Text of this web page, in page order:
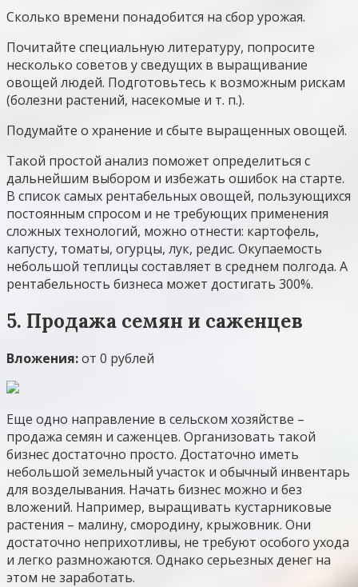
Сколько времени понадобится на сбор урожая.
Почитайте специальную литературу, попросите
несколько советов у сведущих в выращивание
овощей людей. Подготовьтесь к возможным рискам
(болезни растений, насекомые и т. п.).
Подумайте о хранение и сбыте выращенных овощей.
Такой простой анализ поможет определиться с
дальнейшим выбором и избежать ошибок на старте.
В список самых рентабельных овощей, пользующихся
постоянным спросом и не требующих применения
сложных технологий, можно отнести: картофель,
капусту, томаты, огурцы, лук, редис. Окупаемость
небольшой теплицы составляет в среднем полгода. А
рентабельность бизнеса может достигать 300%.
5. Продажа семян и саженцев
Вложения:от 0 рублей
Еще одно направление в сельском хозяйстве –
продажа семян и саженцев. Организовать такой
бизнес достаточно просто. Достаточно иметь
небольшой земельный участок и обычный инвентарь
для возделывания. Начать бизнес можно и без
вложений. Например, выращивать кустарниковые
растения – малину, смородину, крыжовник. Они
достаточно неприхотливы, не требуют особого ухода
и легко размножаются. Однако серьезных денег на
этом не заработать.